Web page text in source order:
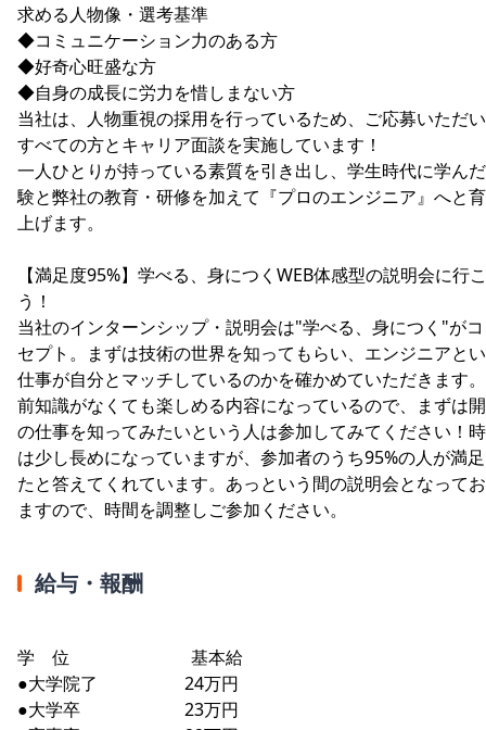
求める人物像・選考基準
◆コミュニケーション力のある方
◆好奇心旺盛な方
◆自身の成長に労力を惜しまない方
当社は、人物重視の採用を行っているため、ご応募いただ
すべての方とキャリア面談を実施しています！
一人ひとりが持っている素質を引き出し、学生時代に学ん
験と弊社の教育・研修を加えて『プロのエンジニア』へと
上げます。
【満足度95%】学べる、身につくWEB体感型の説明会に行こ
う！
当社のインターンシップ・説明会は"学べる、身につく"が
セプト。まずは技術の世界を知ってもらい、エンジニアと
仕事が自分とマッチしているのかを確かめていただきます
前知識がなくても楽しめる内容になっているので、まずは
の仕事を知ってみたいという人は参加してみてください！
は少し長めになっていますが、参加者のうち95%の人が満
たと答えてくれています。あっという間の説明会となって
ますので、時間を調整しご参加ください。
給与・報酬
学 位 基本給
●大学院了 24万円
●大学卒 23万円